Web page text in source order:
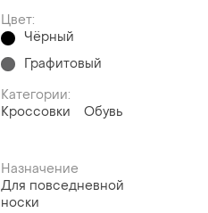
Цвет:
Чёрный
Графитовый
Категории:
Кроссовки
Обувь
Назначение
Для повседневной
носки